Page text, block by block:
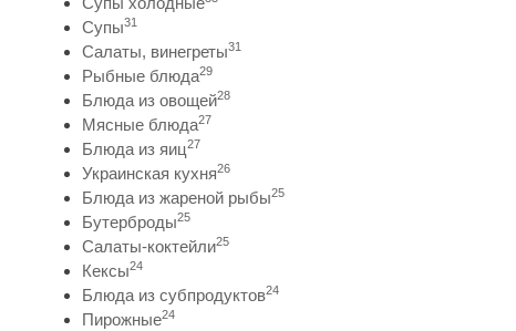
Супы31
Салаты, винегреты31
Рыбные блюда29
Блюда из овощей28
Мясные блюда27
Блюда из яиц27
Украинская кухня26
Блюда из жареной рыбы25
Бутерброды25
Салаты-коктейли25
Кексы24
Блюда из субпродуктов24
Пирожные24